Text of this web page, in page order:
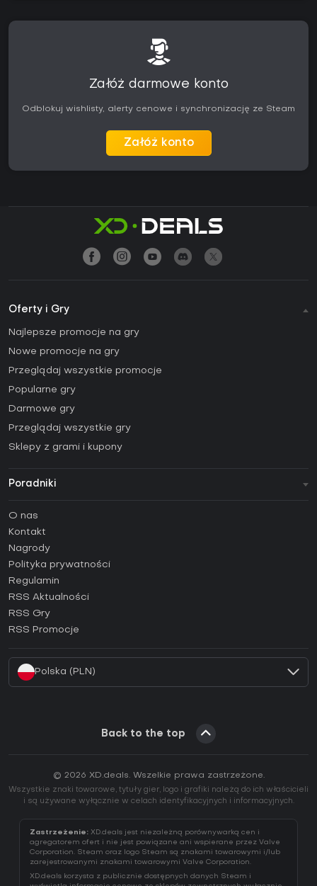
Załóż darmowe konto
Odblokuj wishlisty, alerty cenowe i synchronizację ze Steam
Załóż konto
Oferty i Gry
Najlepsze promocje na gry
Nowe promocje na gry
Przeglądaj wszystkie promocje
Popularne gry
Darmowe gry
Przeglądaj wszystkie gry
Sklepy z grami i kupony
Poradniki
Poradniki
Jak aktywować klucz Steam (CD Key)?
Jak aktywować klucz Epic Games (CD Key)?
Jak aktywować klucz GOG (CD Key)?
Jak aktywować klucz Ubisoft Connect (CD Key)?
O nas
Kontakt
Nagrody
Polityka prywatności
Regulamin
RSS Aktualności
RSS Gry
RSS Promocje
Polska (PLN)
Back to the top
© 2026 XD.deals. Wszelkie prawa zastrzeżone.
Wszystkie znaki towarowe, tytuły gier, logo i grafiki należą do ich właścicieli
i są używane wyłącznie w celach identyfikacyjnych i informacyjnych.
Zastrzeżenie: XD.deals jest niezależną porównywarką cen i
agregatorem ofert i nie jest powiązane ani wspierane przez Valve
Corporation. Steam oraz logo Steam są znakami towarowymi i/lub
zarejestrowanymi znakami towarowymi Valve Corporation.
XD.deals korzysta z publicznie dostępnych danych Steam i